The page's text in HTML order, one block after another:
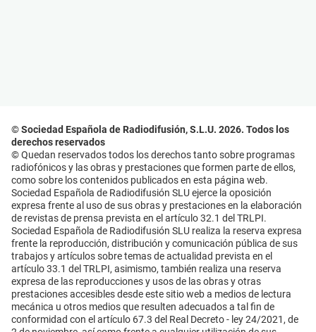
© Sociedad Española de Radiodifusión, S.L.U. 2026. Todos los
derechos reservados
© Quedan reservados todos los derechos tanto sobre programas
radiofónicos y las obras y prestaciones que formen parte de ellos,
como sobre los contenidos publicados en esta página web.
Sociedad Española de Radiodifusión SLU ejerce la oposición
expresa frente al uso de sus obras y prestaciones en la elaboración
de revistas de prensa prevista en el artículo 32.1 del TRLPI.
Sociedad Española de Radiodifusión SLU realiza la reserva expresa
frente la reproducción, distribución y comunicación pública de sus
trabajos y artículos sobre temas de actualidad prevista en el
artículo 33.1 del TRLPI, asimismo, también realiza una reserva
expresa de las reproducciones y usos de las obras y otras
prestaciones accesibles desde este sitio web a medios de lectura
mecánica u otros medios que resulten adecuados a tal fin de
conformidad con el artículo 67.3 del Real Decreto - ley 24/2021, de